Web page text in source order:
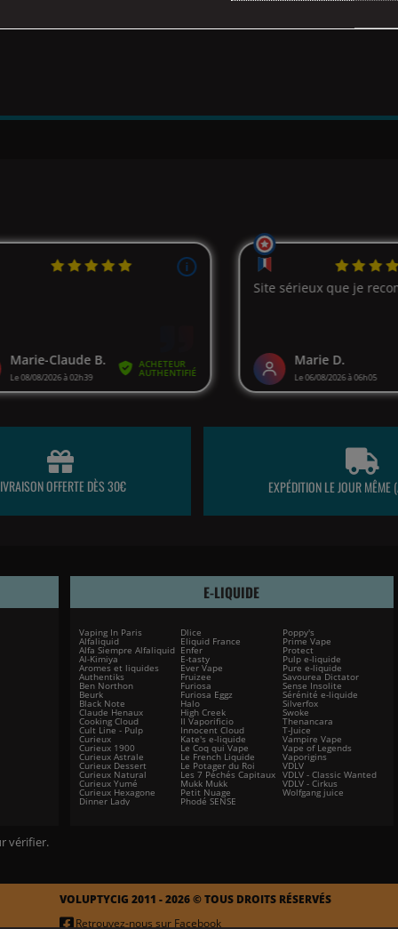
OFFERTE DÈS 30€ EXPÉDITION LE JOUR MÊME
vérifier.
E-LIQUIDE
Vaping In Paris
Alfaliquid
Alfa Siempre Alfaliquid
Al-Kimiya
Aromes et liquides
Authentiks
Ben Northon
Beurk
Black Note
Claude Henaux
Cooking Cloud
Cult Line - Pulp
Curieux
Curieux 1900
Curieux Astrale
Curieux Dessert
Curieux Natural
Curieux Yumé
Curieux Hexagone
Dinner Lady
Dlice
Eliquid France
Enfer
E-tasty
Ever Vape
Fruizee
Furiosa
Furiosa Eggz
Halo
High Creek
Il Vaporificio
Innocent Cloud
Kate's e-liquide
Le Coq qui Vape
Le French Liquide
Le Potager du Roi
Les 7 Péchés Capitaux
Mukk Mukk
Petit Nuage
Phodé SENSE
Poppy's
Prime Vape
Protect
Pulp e-liquide
Pure e-liquide
Savourea Dictator
Sense Insolite
Sérénité e-liquide
Silverfox
Swoke
Thenancara
T-Juice
Vampire Vape
Vape of Legends
Vaporigins
VDLV
VDLV - Classic Wanted
VDLV - Cirkus
Wolfgang juice
VOLUPTYCIG 2011 - 2026 © TOUS DROITS RÉSERVÉS
Retrouvez-nous sur Facebook